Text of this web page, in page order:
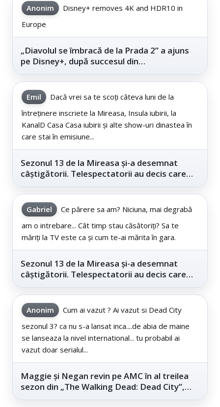
Anonim
Disney+ removes 4K and HDR10 in
Europe
„Diavolul se îmbracă de la Prada 2” a ajuns
pe Disney+, după succesul din
Emil
Dacă vrei sa te scoți câteva luni de la
întreținere inscriete la Mireasa, Insula iubirii, la
KanalD Casa Casa iubirii și alte show-uri dinastea în
care stai în emisiune...
Sezonul 13 de la Mireasa și-a desemnat
câștigătorii. Telespectatorii au decis care
Gabriel
Ce părere sa am? Niciuna, mai degrabă
am o intrebare... Cât timp stau căsătoriți? Sa te
măriți la TV este ca și cum te-ai mărita în gara.
Sezonul 13 de la Mireasa și-a desemnat
câștigătorii. Telespectatorii au decis care
Anonim
Cum ai vazut ? Ai vazut si Dead City
sezonul 3? ca nu s-a lansat inca....de abia de maine
se lanseaza la nivel international... tu probabil ai
vazut doar serialul...
Maggie și Negan revin pe AMC în al treilea
sezon din „The Walking Dead: Dead City”,